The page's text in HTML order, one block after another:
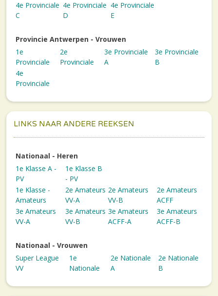
4e Provinciale
C
4e Provinciale
D
4e Provinciale
E
Provincie Antwerpen - Vrouwen
1e
Provinciale
2e
Provinciale
3e Provinciale
A
3e Provinciale
B
4e
Provinciale
LINKS NAAR ANDERE REEKSEN
Nationaal - Heren
1e Klasse A -
PV
1e Klasse B
- PV
1e Klasse -
Amateurs
2e Amateurs
VV-A
2e Amateurs
VV-B
2e Amateurs
ACFF
3e Amateurs
VV-A
3e Amateurs
VV-B
3e Amateurs
ACFF-A
3e Amateurs
ACFF-B
Nationaal - Vrouwen
Super League
VV
1e
Nationale
2e Nationale
A
2e Nationale
B